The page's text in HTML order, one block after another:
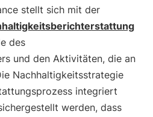
stellt sich mit der
des
und den Aktivitäten, die an
Nachhaltigkeitsstrategie
integriert
werden, dass